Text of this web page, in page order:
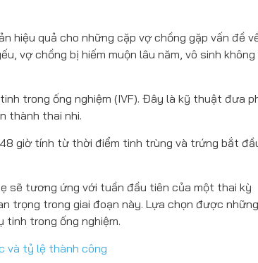
hiệu quả cho những cặp vợ chồng gặp vấn đề
vợ chồng bị hiếm muộn lâu năm, vô sinh không
trong ống nghiệm (IVF). Đây là kỹ thuật đưa
thành thai nhi.
giờ tính từ thời điểm tinh trùng và trứng bắt
sẽ tương ứng với tuần đầu tiên của một thai kỳ
trọng trong giai đoạn này. Lựa chọn được những
trong ống nghiệm.
và tỷ lệ thành công